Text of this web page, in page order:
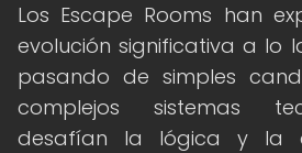
Los Escape Rooms han
evolución significativa a lo
pasando de simples
complejos sistemas
desafían la lógica y la